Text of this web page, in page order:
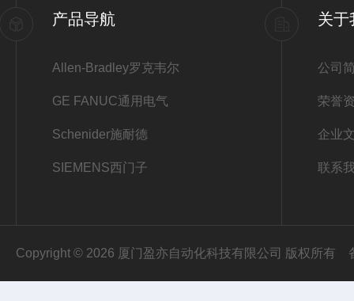
产品导航
Allen-Bradley罗克韦尔
GE FANUC通用电气
Schenider施耐德
SIEMENS西门子
关于
公司
荣誉
企业
联系
Copyright © 2026 厦门盈亦自动化科技有限公司 版权所有